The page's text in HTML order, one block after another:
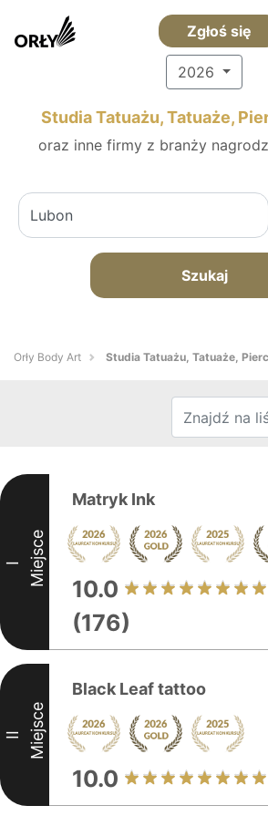
Zgłoś się
2026
Studia Tatuażu, Tatuaże,
oraz inne firmy z branży
Szukaj
Orły Body Art Studia Tatuażu, Tatuaże,
I Miejsce
Matryk Ink
10.0
(176)
II Miejsce
Black Leaf tattoo
10.0